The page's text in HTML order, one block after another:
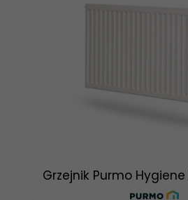
Grzejnik Purmo Hygiene